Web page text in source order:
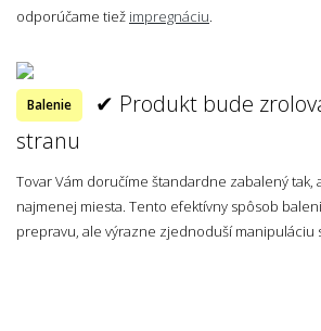
odporúčame tiež impregnáciu
Balenie
✔ Produkt bude
stranu
Tovar Vám doručíme štandardne zabalený tak,
najmenej miesta. Tento efektívny spôsob
prepravu, ale výrazne zjednoduší manipuláciu